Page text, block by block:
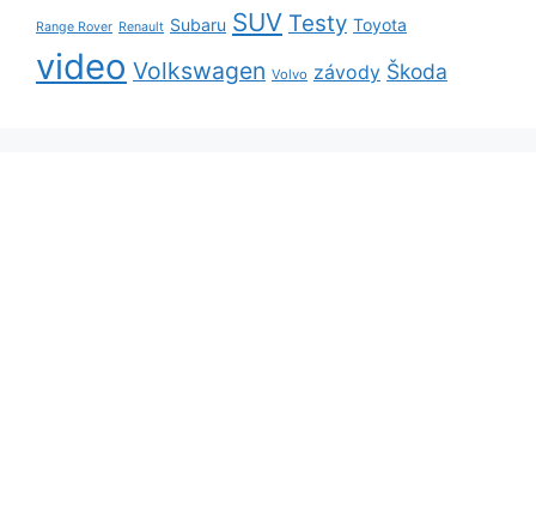
Range Rover Renault Subaru SUV Testy Toyota
video Volkswagen Volvo závody Škoda